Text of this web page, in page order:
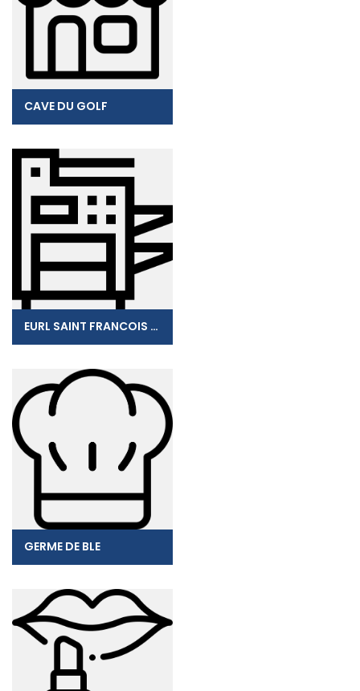
CAVE DU GOLF
EURL SAINT FRANCOIS PUBLICITE
GERME DE BLE